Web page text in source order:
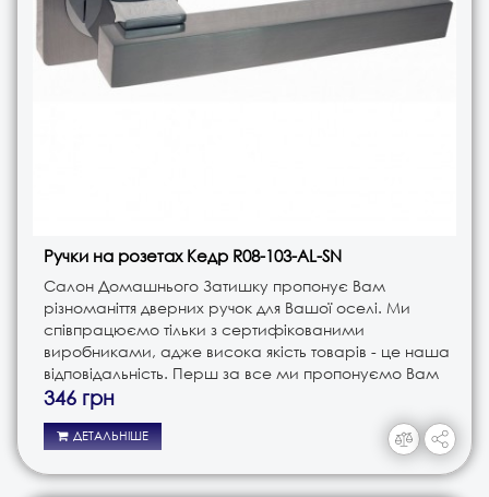
Ручки на розетах Кедр R08-103-AL-SN
Салон Домашнього Затишку пропонує Вам
різноманіття дверних ручок для Вашої оселі. Ми
співпрацюємо тільки з сертифікованими
виробниками, адже висока якість товарів - це наша
відповідальність. Перш за все ми пропонуємо Вам
ручки різного типу. Це і ручки на планці, і ручки на
розеті, і ручки кноби. В з..
346 грн
ДЕТАЛЬНІШЕ